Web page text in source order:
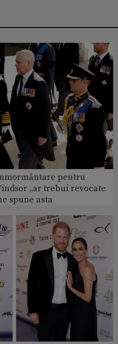
pentru
„ar trebui revocate
spune asta